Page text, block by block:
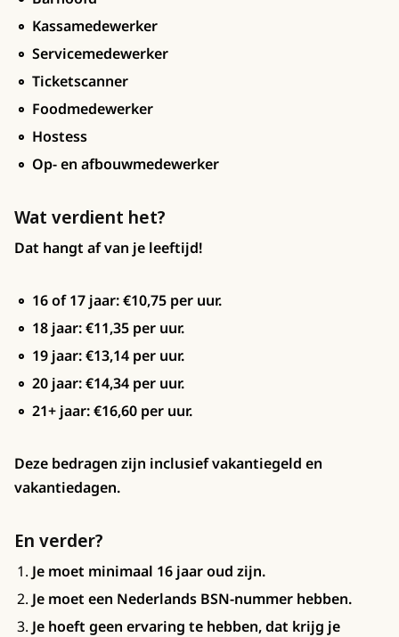
Kassamedewerker
Servicemedewerker
Ticketscanner
Foodmedewerker
Hostess
Op- en afbouwmedewerker
Wat verdient het?
Dat hangt af van je leeftijd!
16 of 17 jaar: €10,75 per uur.
18 jaar: €11,35 per uur.
19 jaar: €13,14 per uur.
20 jaar: €14,34 per uur.
21+ jaar: €16,60 per uur.
Deze bedragen zijn inclusief vakantiegeld en
vakantiedagen.
En verder?
Je moet minimaal 16 jaar oud zijn.
Je moet een Nederlands BSN-nummer hebben.
Je hoeft geen ervaring te hebben, dat krijg je